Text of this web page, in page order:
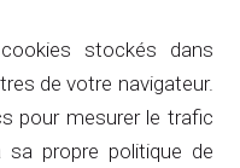
stockés dans
de votre navigateur.
pour mesurer le trafic
propre politique de